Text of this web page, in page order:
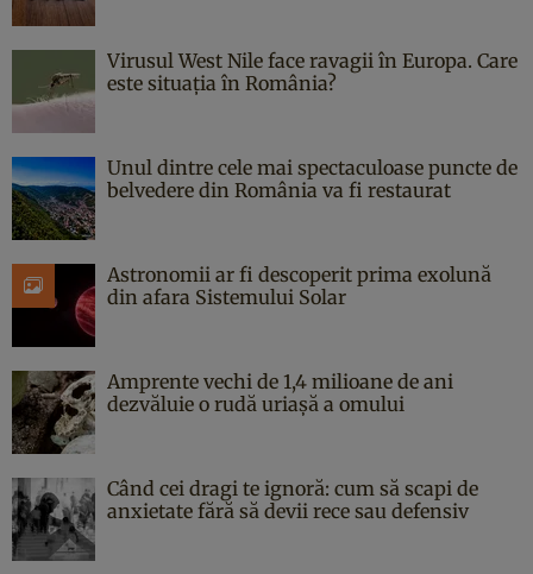
Virusul West Nile face ravagii în Europa. Care
este situația în România?
Unul dintre cele mai spectaculoase puncte de
belvedere din România va fi restaurat
Astronomii ar fi descoperit prima exolună
din afara Sistemului Solar
Amprente vechi de 1,4 milioane de ani
dezvăluie o rudă uriașă a omului
Când cei dragi te ignoră: cum să scapi de
anxietate fără să devii rece sau defensiv